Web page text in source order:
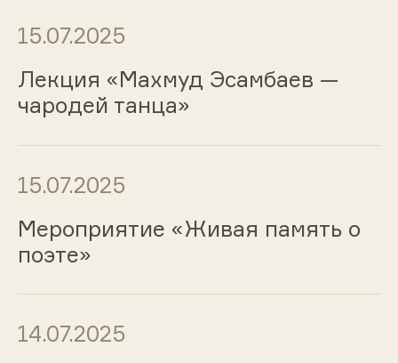
15.07.2025
Лекция «Махмуд Эсамбаев —
чародей танца»
15.07.2025
Мероприятие «Живая память о
поэте»
14.07.2025